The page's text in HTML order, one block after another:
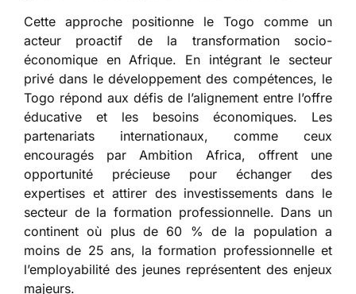
Cette approche positionne le Togo comme un
acteur proactif de la transformation socio-
économique en Afrique. En intégrant le secteur
privé dans le développement des compétences, le
Togo répond aux défis de l’alignement entre l’offre
éducative et les besoins économiques. Les
partenariats internationaux, comme ceux
encouragés par Ambition Africa, offrent une
opportunité précieuse pour échanger des
expertises et attirer des investissements dans le
secteur de la formation professionnelle. Dans un
continent où plus de 60 % de la population a
moins de 25 ans, la formation professionnelle et
l’employabilité des jeunes représentent des enjeux
majeurs.